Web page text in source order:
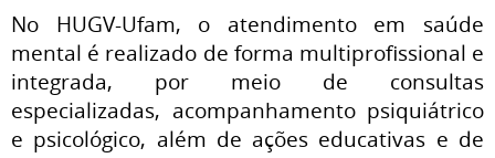
No HUGV-Ufam, o atendimento em saúde
mental é realizado de forma multiprofissional e
integrada, por meio de consultas
especializadas, acompanhamento psiquiátrico
e psicológico, além de ações educativas e de